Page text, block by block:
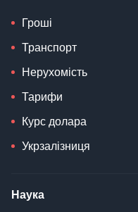
Гроші
Транспорт
Нерухомість
Тарифи
Курс долара
Укрзалізниця
Наука